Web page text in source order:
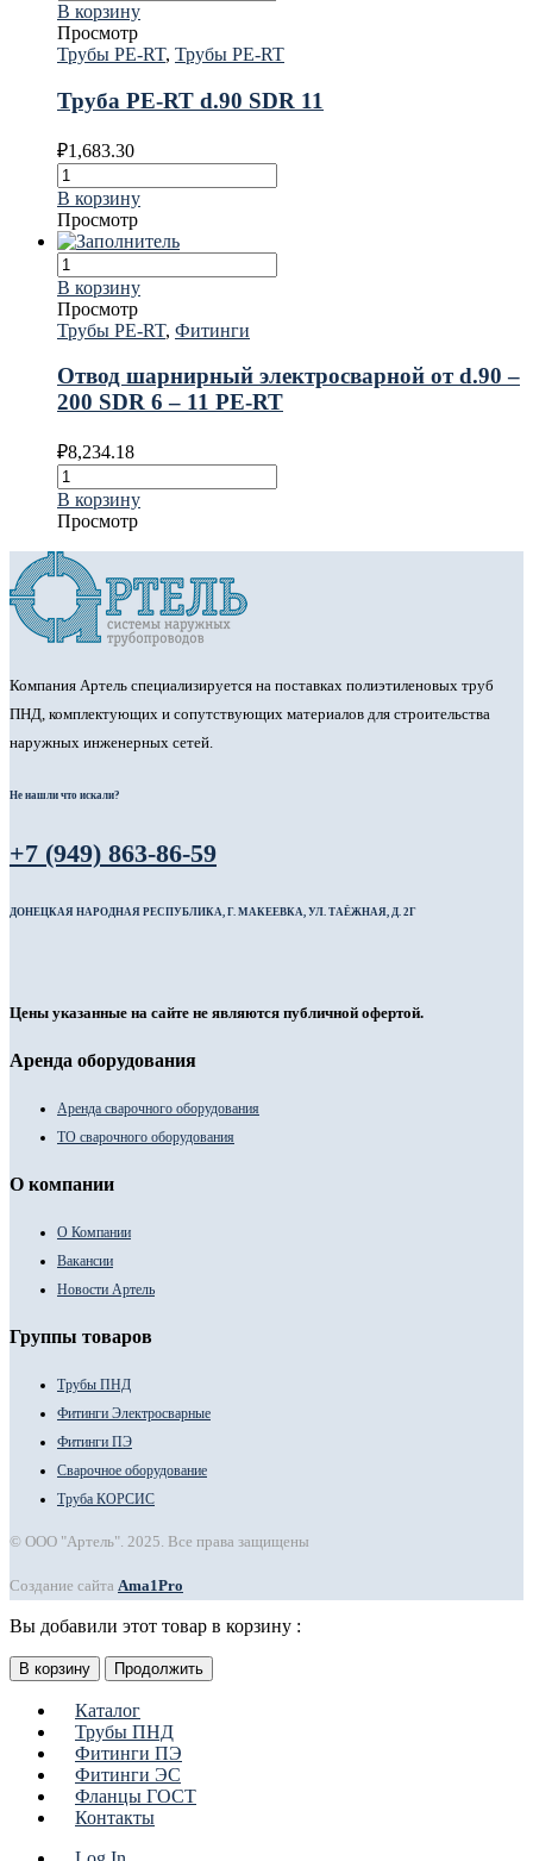
В корзину
Просмотр
Трубы PE-RT, Трубы PE-RT
Труба PE-RT d.90 SDR 11
₽1,683.30
В корзину
Просмотр
В корзину
Просмотр
Трубы PE-RT, Фитинги
Отвод шарнирный электросварной от d.90 –
200 SDR 6 – 11 PE-RT
₽8,234.18
В корзину
Просмотр
Компания Артель специализируется на поставках полиэтиленовых труб
ПНД, комплектующих и сопутствующих материалов для строительства
наружных инженерных сетей.
Не нашли что искали?
+7 (949) 863-86-59
ДОНЕЦКАЯ НАРОДНАЯ РЕСПУБЛИКА, Г. МАКЕЕВКА, УЛ. ТАЁЖНАЯ, Д. 2Г
Цены указанные на сайте не являются публичной офертой.
Аренда оборудования
Аренда сварочного оборудования
ТО сварочного оборудования
О компании
О Компании
Вакансии
Новости Артель
Группы товаров
Трубы ПНД
Фитинги Электросварные
Фитинги ПЭ
Сварочное оборудование
Труба КОРСИС
© ООО "Артель". 2025. Все права защищены
Создание сайта Ama1Pro
Вы добавили этот товар в корзину :
В корзину Продолжить
Каталог
Трубы ПНД
Фитинги ПЭ
Фитинги ЭС
Фланцы ГОСТ
Контакты